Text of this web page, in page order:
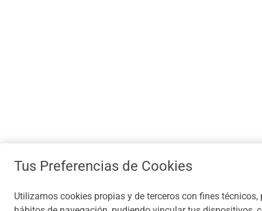
Tus Preferencias de Cookies
Utilizamos cookies propias y de terceros con fines